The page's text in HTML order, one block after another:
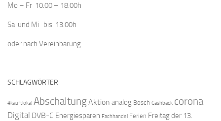
Mo – Fr 10.00 – 18.00h
Sa und Mi bis 13.00h
oder nach Vereinbarung
SCHLAGWÖRTER
#kauftlokal Abschaltung Aktion analog Bosch Cashback corona
Digital DVB-C Energiesparen Fachhandel Ferien Freitag der 13.